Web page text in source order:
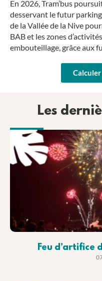
En 2026, Tram’bus
desservant le futur
de la Vallée de la Nive
BAB et les zones
embouteillage, grâce aux
Les
Feu d’artifice